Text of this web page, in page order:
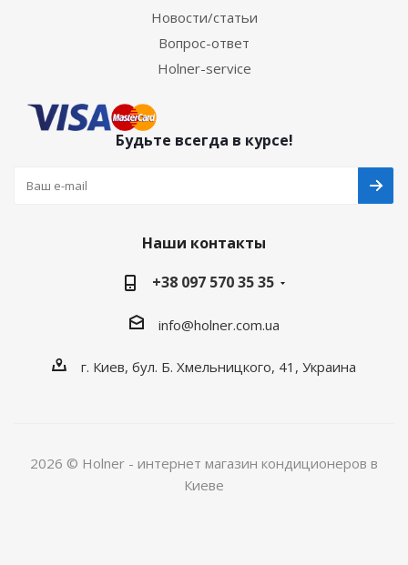
Новости/статьи
Вопрос-ответ
Holner-service
Будьте всегда в курсе!
Наши контакты
+38 097 570 35 35
info@holner.com.ua
г. Киев, бул. Б. Хмельницкого, 41, Украина
2026 © Holner - интернет магазин кондиционеров в
Киеве